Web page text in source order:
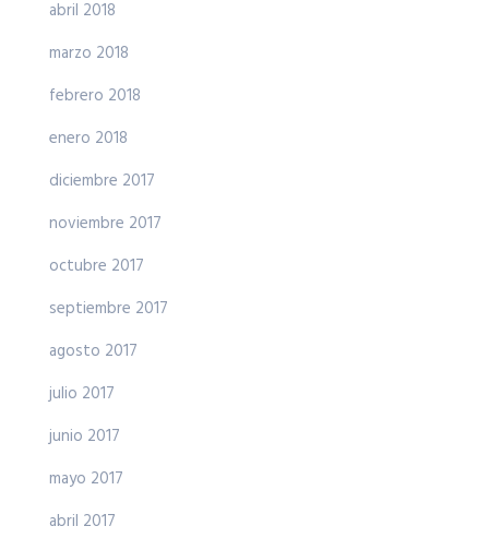
abril 2018
marzo 2018
febrero 2018
enero 2018
diciembre 2017
noviembre 2017
octubre 2017
septiembre 2017
agosto 2017
julio 2017
junio 2017
mayo 2017
abril 2017